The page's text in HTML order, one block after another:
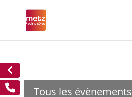
Tous les évènements